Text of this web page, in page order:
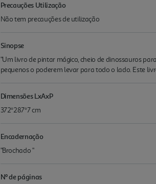
Precauções Utilização
Não tem precauções de utilização
Sinopse
"Um livro de pintar mágico, cheio de dinossauros
pequenos o poderem levar para todo o lado. Este
Dimensões LxAxP
372*287*7 cm
Encadernação
"Brochado "
Nº de páginas